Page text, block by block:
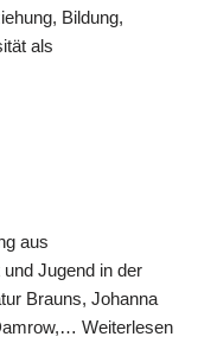
als
aus
Jugend in der
Brauns, Johanna
Weiterlesen